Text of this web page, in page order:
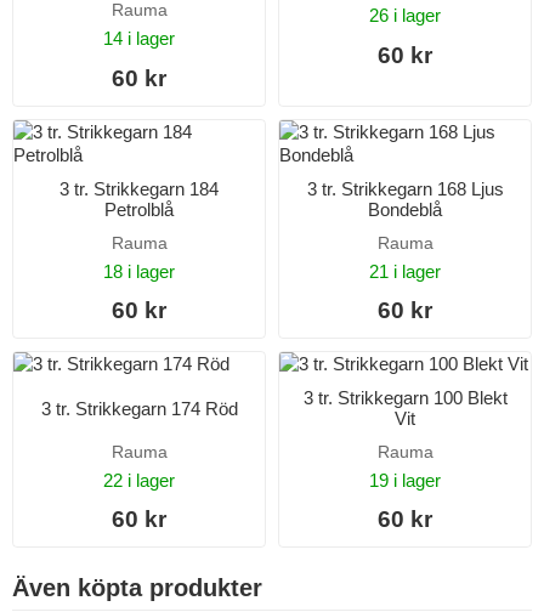
Rauma
14 i lager
60 kr
26 i lager
60 kr
3 tr. Strikkegarn 184
Petrolblå
Rauma
18 i lager
60 kr
3 tr. Strikkegarn 168 Ljus
Bondeblå
Rauma
21 i lager
60 kr
3 tr. Strikkegarn 174 Röd
Rauma
22 i lager
60 kr
3 tr. Strikkegarn 100 Blekt
Vit
Rauma
19 i lager
60 kr
Även köpta produkter